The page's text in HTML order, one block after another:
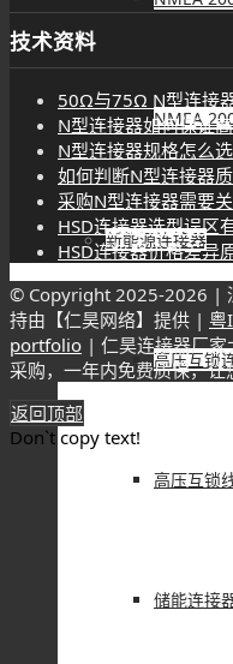
NMEA
新能源连接器
高压互锁
高压互锁
储能连接
技术资料
50Ω与75Ω N型连接
N型连接器如何保证
N型连接器规格怎么
如何判断N型连接器
采购N型连接器需要
HSD连接器选型误区
HSD连接器价格差异
© Copyright 2025-2026 |
持由【仁昊网络】提供 | 粤
portfolio | 仁昊连接器厂家
采购，一年内免费质保，让
返回顶部
Don`t copy text!